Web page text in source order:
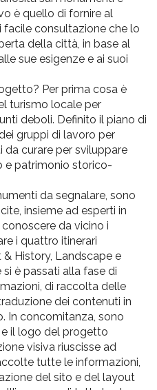
è quello di fornire al
facile consultazione che lo
della città, in base al
sue esigenze e ai suoi
Per prima cosa è
turismo locale per
deboli. Definito il piano di
gruppi di lavoro per
curare per sviluppare
e patrimonio storico-
da segnalare, sono
insieme ad esperti in
da vicino i
i quattro itinerari
& History, Landscape e
è passati alla fase di
di raccolta delle
dei contenuti in
In concomitanza, sono
il logo del progetto
visiva riuscisse ad
tutte le informazioni,
del sito e del layout